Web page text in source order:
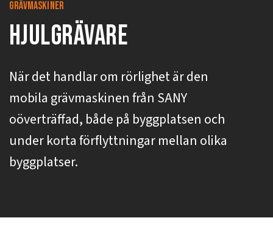
grävmaskiner
Hjulgrävare
När det handlar om rörlighet är den
mobila grävmaskinen från SANY
oöverträffad, både på byggplatsen och
under korta förflyttningar mellan olika
byggplatser.